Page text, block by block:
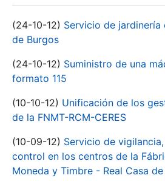
(24-10-12) Servicio de jardinería
de Burgos
(24-10-12) Suministro de una
formato 115
(10-10-12) Unificación de los
de la FNMT-RCM-CERES
(10-09-12) Servicio de
control en los centros de la
Moneda y Timbre - Real Casa